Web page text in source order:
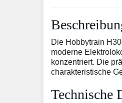
Die Hobbytrain
moderne
konzentriert. Die
charakteristische
Technische